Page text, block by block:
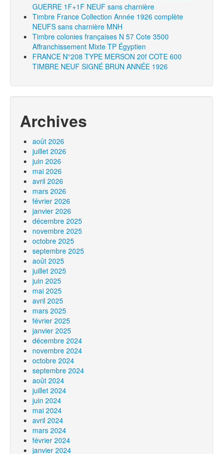
GUERRE 1F+1F NEUF sans charnière
Timbre France Collection Année 1926 complète
NEUFS sans charnière MNH
Timbre colonies françaises N 57 Cote 3500
Affranchissement Mixte TP Égyptien
FRANCE N°208 TYPE MERSON 20f COTE 600
TIMBRE NEUF SIGNÉ BRUN ANNÉE 1926
Archives
août 2026
juillet 2026
juin 2026
mai 2026
avril 2026
mars 2026
février 2026
janvier 2026
décembre 2025
novembre 2025
octobre 2025
septembre 2025
août 2025
juillet 2025
juin 2025
mai 2025
avril 2025
mars 2025
février 2025
janvier 2025
décembre 2024
novembre 2024
octobre 2024
septembre 2024
août 2024
juillet 2024
juin 2024
mai 2024
avril 2024
mars 2024
février 2024
janvier 2024